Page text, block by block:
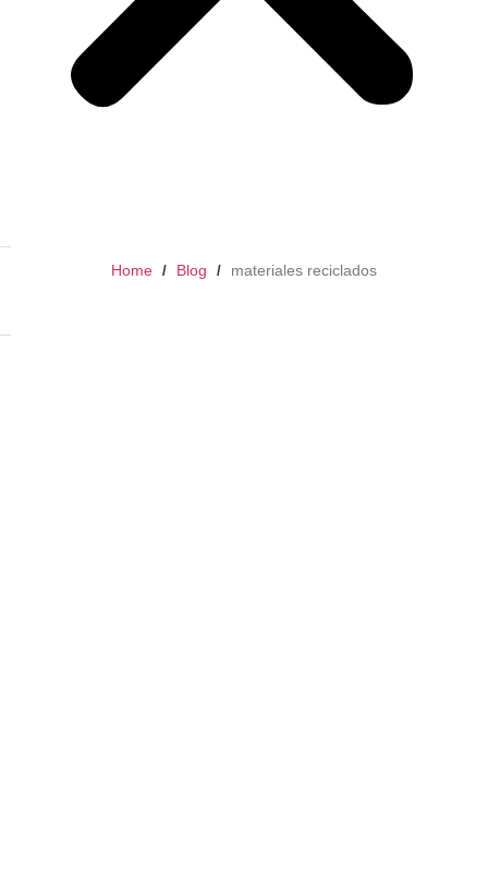
Home / Blog / materiales reciclados